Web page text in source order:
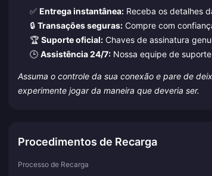
✅ Entrega instantânea:Receba os detalhes
🔒 Transações seguras:Compre com
🏆 Suporte oficial:Chaves de assinatura
🕒 Assistência 24/7:Nossa equipe de
Assuma o controle da sua conexão e pare de
experimente jogar da maneira que deveria ser.
Procedimentos de Recarga
Processo de Recarga